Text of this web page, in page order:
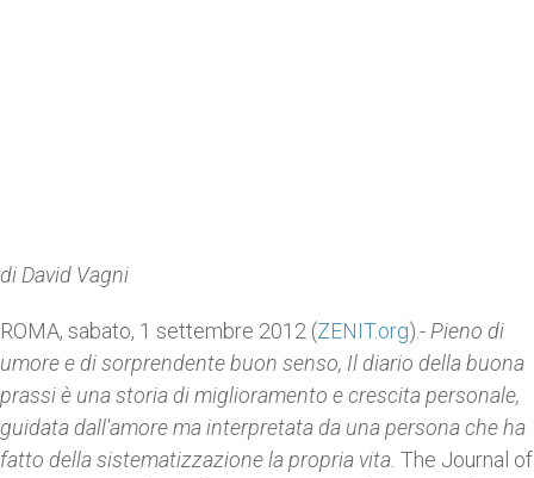
di David Vagni
ROMA, sabato, 1 settembre 2012 (ZENIT.org).- Pieno di
umore e di sorprendente buon senso, Il diario della buona
prassi è una storia di miglioramento e crescita personale,
guidata dall'amore ma interpretata da una persona che ha
fatto della sistematizzazione la propria vita. The Journal of